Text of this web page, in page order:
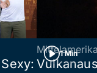
1 Min